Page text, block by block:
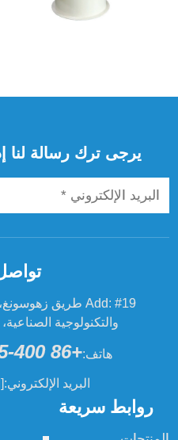
يرجى ترك رسالة لنا
روابط سريعة
والتكنولوجية الصناعية،
هاتف:+86 400-885-9599
البريد الإلكتروني:[email protected]